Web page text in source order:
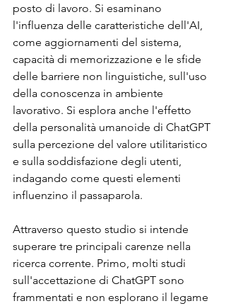
posto di lavoro. Si esaminano
l'influenza delle caratteristiche dell'AI,
come aggiornamenti del sistema,
capacità di memorizzazione e le sfide
delle barriere non linguistiche, sull'uso
della conoscenza in ambiente
lavorativo. Si esplora anche l'effetto
della personalità umanoide di ChatGPT
sulla percezione del valore utilitaristico
e sulla soddisfazione degli utenti,
indagando come questi elementi
influenzino il passaparola.
Attraverso questo studio si intende
superare tre principali carenze nella
ricerca corrente. Primo, molti studi
sull'accettazione di ChatGPT sono
frammentati e non esplorano il legame